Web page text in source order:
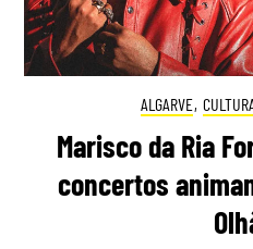
ALGARVE,
Marisco da Ria
concertos